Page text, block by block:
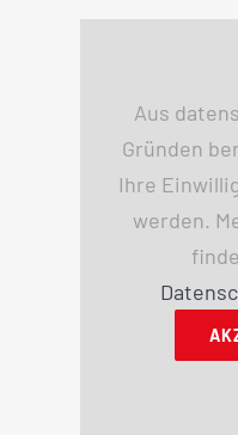
Aus
Gründen
Ihre
werden.